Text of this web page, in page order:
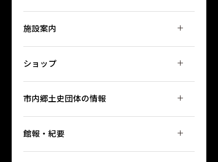
施設案内
ショップ
市内郷土史団体の情報
館報・紀要